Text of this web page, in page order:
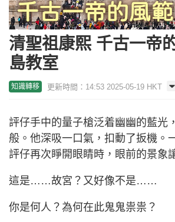
清聖祖康熙 千古一帝
島教室
知識轉移 更新時間：14:53 2025-05-19 HKT
評仔手中的量子槍泛着幽幽的藍光
般。他深吸一口氣，扣動了扳機。
評仔再次睜開眼睛時，眼前的景象
這是……故宮？又好像不是……
你是何人？為何在此鬼鬼祟祟？